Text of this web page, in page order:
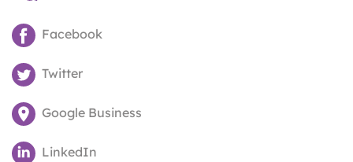
Facebook
Twitter
Google Business
LinkedIn